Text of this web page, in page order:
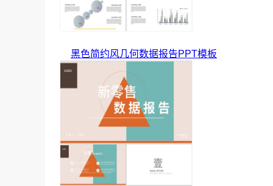
黑色简约风几何数据报告PPT模板